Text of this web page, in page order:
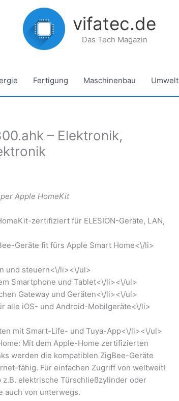
vifatec.de
Das Tech Magazin
Fertigung Maschinenbau Umwelt
– Elektronik,
Apple HomeKit
zertifiziert für ELESION-Geräte, LAN,
Geräte fit fürs Apple Smart Home<\/li>
und steuern<\/li><\/ul>
Smartphone und Tablet<\/li><\/ul>
Gateway und Geräten<\/li><\/ul>
alle iOS- und Android-Mobilgeräte<\/li>
mit Smart-Life- und Tuya-App<\/li><\/ul>
Mit dem Apple-Home zertifizierten
werden die kompatiblen ZigBee-Geräte
fähig. Für einfachen Zugriff von weltweit!
z.B. elektrische Türschließzylinder oder
auch von unterwegs.